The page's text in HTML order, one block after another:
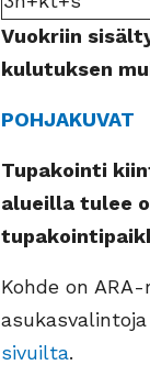
Vuokriin
kulutuksen
POHJAKUVAT
Tupakointi
alueilla tulee
Kohde on
sivuilta.